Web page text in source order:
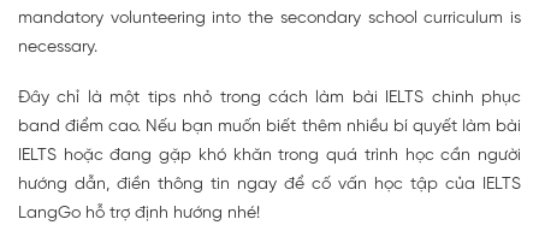
mandatory volunteering into the secondary school curriculum is
necessary.
Đây chỉ là một tips nhỏ trong cách làm bài IELTS chinh phục
band điểm cao. Nếu bạn muốn biết thêm nhiều bí quyết làm bài
IELTS hoặc đang gặp khó khăn trong quá trình học cần người
hướng dẫn, điền thông tin ngay để cố vấn học tập của IELTS
LangGo hỗ trợ định hướng nhé!